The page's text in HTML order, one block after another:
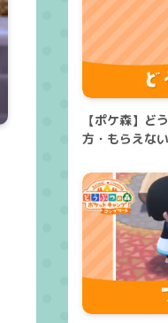
【ポケ森】ど
方・もらえな